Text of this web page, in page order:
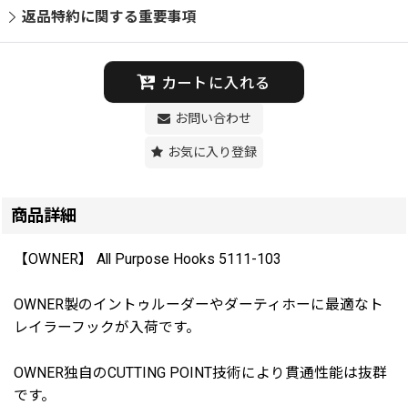
返品特約に関する重要事項
カートに入れる
お問い合わせ
お気に入り登録
商品詳細
【OWNER】 All Purpose Hooks 5111-103
OWNER製のイントゥルーダーやダーティホーに最適なト
レイラーフックが入荷です。
OWNER独自のCUTTING POINT技術により貫通性能は抜群
です。